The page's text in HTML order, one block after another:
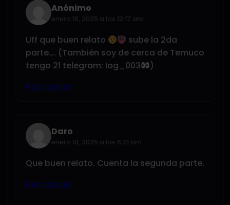
Anónimo
enero 18, 2025 a las 12:17 am
Uff que buen relato
sube la 2da
parte…. (También soy de cerca de Temuco
tengo 21 telegram: Iag_003
)
Responder
Daro
enero 18, 2025 a las 6:21 am
Que buen relato. Cuenta la segunda parte.
Responder